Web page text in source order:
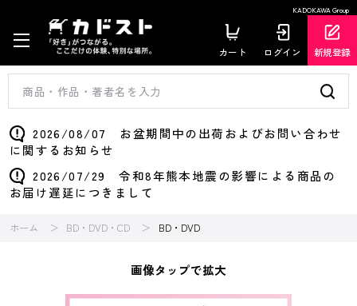
KADOKAWA Group
カート ログイン 新規登録
2026/08/07 お盆期間中の出荷およびお問い合わせ
に関するお知らせ
2026/07/29 令和8年熊本地震の影響による商品の
お届け遅延につきまして
ホーム BD・DVD・CD BD・DVD
画像タップで拡大